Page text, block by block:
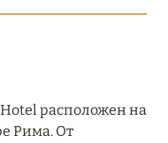
1
расположен на
Рима. От